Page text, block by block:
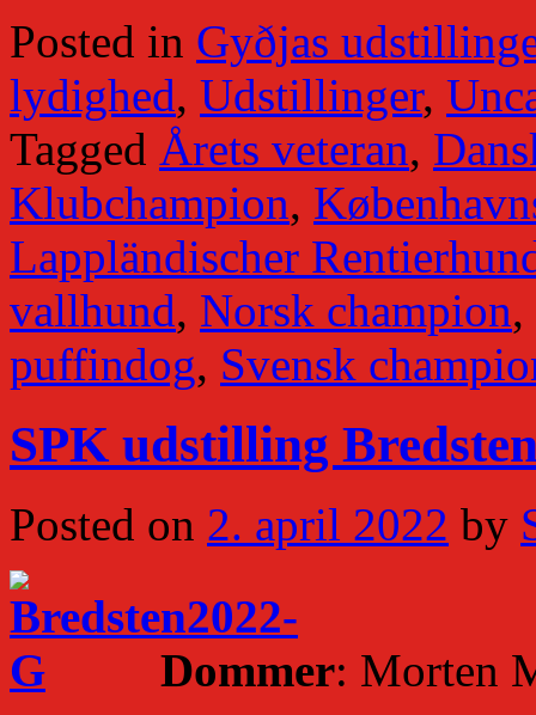
Posted in Gyðjas
lydighed, Udstillinger,
Tagged Årets veteran,
Klubchampion,
Lappländischer
vallhund, Norsk champion,
puffindog, Svensk
SPK udstilling
Posted on 2. april 2022 by
Dommer: Morten